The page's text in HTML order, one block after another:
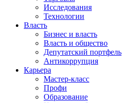
Исследования
Технологии
Власть
Бизнес и власть
Власть и общество
Депутатский портфель
Антикоррупция
Карьера
Мастер-класс
Профи
Образование